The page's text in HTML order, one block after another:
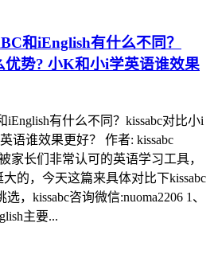
和iEnglish有什么不同？
优势? 小K和小i学英语谁效果
iEnglish有什么不同？kissabc对比小i
语谁效果更好？ 作者: kissabc
家长们非常认可的英语学习工具，
的，今天这篇来具体对比下kissabc
，kissabc咨询微信:nuoma2206 1、
主要...